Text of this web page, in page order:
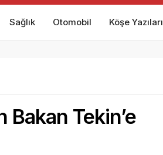
Sağlık Otomobil Köşe Yazıları
Tekin’e